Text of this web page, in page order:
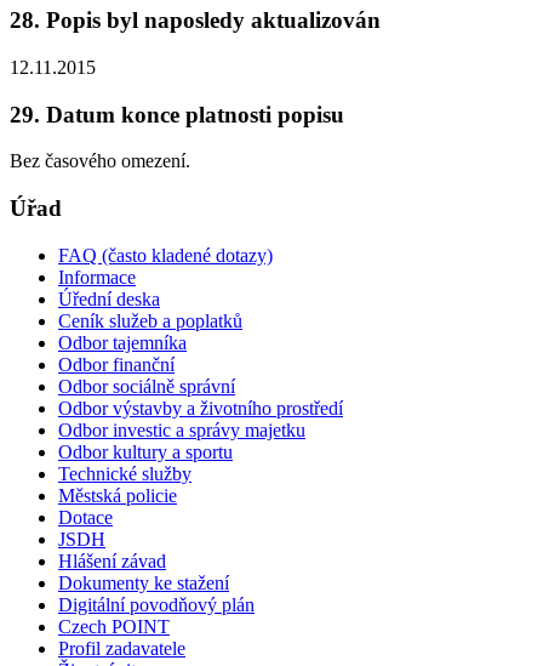
28. Popis byl naposledy aktualizován
12.11.2015
29. Datum konce platnosti popisu
Bez časového omezení.
Úřad
FAQ (často kladené dotazy)
Informace
Úřední deska
Ceník služeb a poplatků
Odbor tajemníka
Odbor finanční
Odbor sociálně správní
Odbor výstavby a životního prostředí
Odbor investic a správy majetku
Odbor kultury a sportu
Technické služby
Městská policie
Dotace
JSDH
Hlášení závad
Dokumenty ke stažení
Digitální povodňový plán
Czech POINT
Profil zadavatele